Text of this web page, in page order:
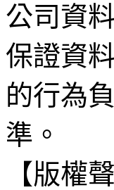
公司資
保證資
的行為
準。
【版權